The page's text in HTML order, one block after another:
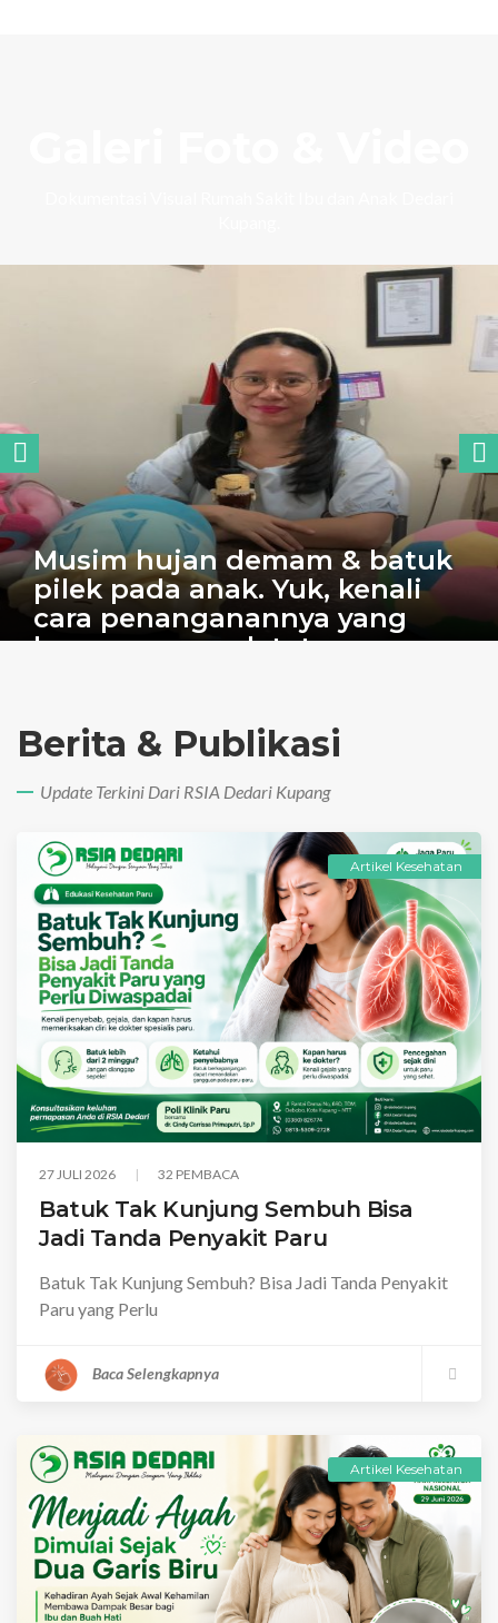
Musim hujan demam & batuk
pilek pada anak. Yuk, kenali
cara penanganannya yang
benar agar anak tetap
Berita & Publikasi
Update Terkini Dari RSIA Dedari Kupang
Artikel Kesehatan
27 JULI 2026 32 PEMBACA
Batuk Tak Kunjung Sembuh Bisa
Jadi Tanda Penyakit Paru
Batuk Tak Kunjung Sembuh? Bisa Jadi Tanda Penyakit
Paru yang Perlu
Baca Selengkapnya
Artikel Kesehatan